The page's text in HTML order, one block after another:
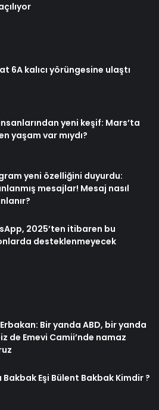
6A kalıcı yörüngesine ulaştı
yeni keşif: Mars’ta
yaşam var mıydı?
yeni özelliğini duyurdu:
mesajlar! Mesaj nasıl
2025’ten itibaren bu
desteklenmeyecek
Bir yanda ABD, bir yanda
de Emevi Camii’nde namaz
Bakbak Eşi Bülent Bakbak Kimdir ?